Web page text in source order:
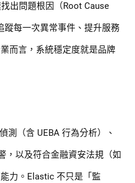
出問題根因（Root Cause
每一次異常事件、提升服務
而言，系統穩定度就是品牌
測（含 UEBA 行為分析）、
，以及符合金融資安法規（如
力。Elastic 不只是「監